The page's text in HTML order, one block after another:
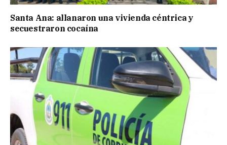
Santa Ana: allanaron una vivienda céntrica y
secuestraron cocaína